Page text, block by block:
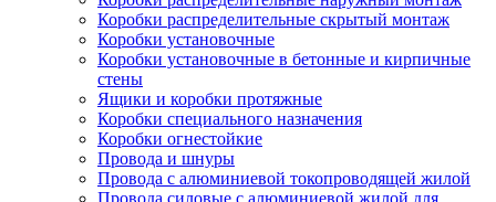
Коробки распределительные скрытый монтаж
Коробки установочные
Коробки установочные в бетонные и кирпичные
стены
Ящики и коробки протяжные
Коробки специального назначения
Коробки огнестойкие
Провода и шнуры
Провода с алюминиевой токопроводящей жилой
Провода силовые с алюминиевой жилой для